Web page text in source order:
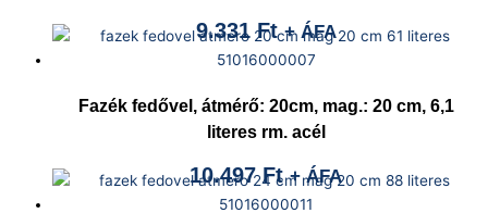
9.331Ft + ÁFA
Fazék fedővel, átmérő: 20cm, mag.: 20 cm, 6,1
literes rm. acél
10.497Ft + ÁFA